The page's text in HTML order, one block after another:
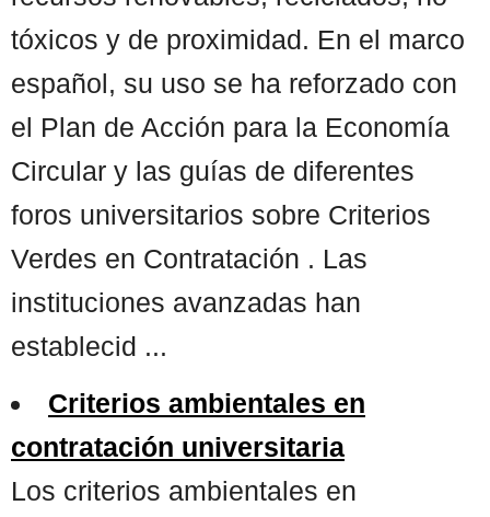
tóxicos y de proximidad. En el marco
español, su uso se ha reforzado con
el Plan de Acción para la Economía
Circular y las guías de diferentes
foros universitarios sobre Criterios
Verdes en Contratación . Las
instituciones avanzadas han
establecid ...
Criterios ambientales en
contratación universitaria
Los criterios ambientales en